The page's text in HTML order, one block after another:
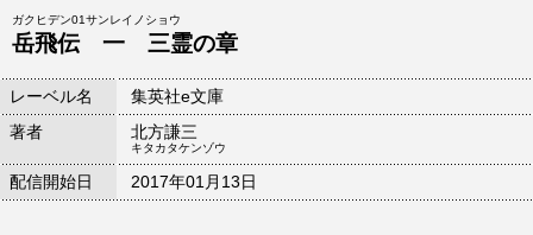
ガクヒデン01サンレイノショウ
岳飛伝 一 三霊の章
レーベル名
集英社e文庫
著者
北方謙三
キタカタケンゾウ
配信開始日 2017年01月13日